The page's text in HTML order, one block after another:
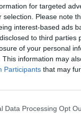
for targeted
selection. Please note
interest-based ads
to third parties
of your personal
This information may
Participants that may
Data Processing Opt
fascistă.
director,
ideologică
scelerate
pe stradă,
dur Francesco